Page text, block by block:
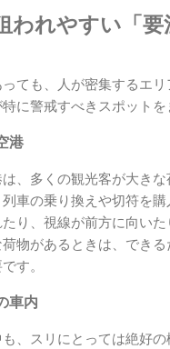
われやすい「要
ても、人が密集するエ
に警戒すべきスポットを
港
、多くの観光客が大き
車の乗り換えや切符を
り、視線が前方に向い
物があるときは、できる
す。
車内
、スリにとっては絶好